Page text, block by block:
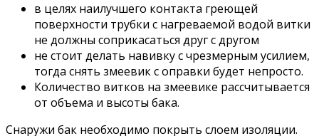
в целях наилучшего контакта греющей
поверхности трубки с нагреваемой водой витки
не должны соприкасаться друг с другом
не стоит делать навивку с чрезмерным усилием,
тогда снять змеевик с оправки будет непросто.
Количество витков на змеевике рассчитывается
от объема и высоты бака.
Снаружи бак необходимо покрыть слоем изоляции.